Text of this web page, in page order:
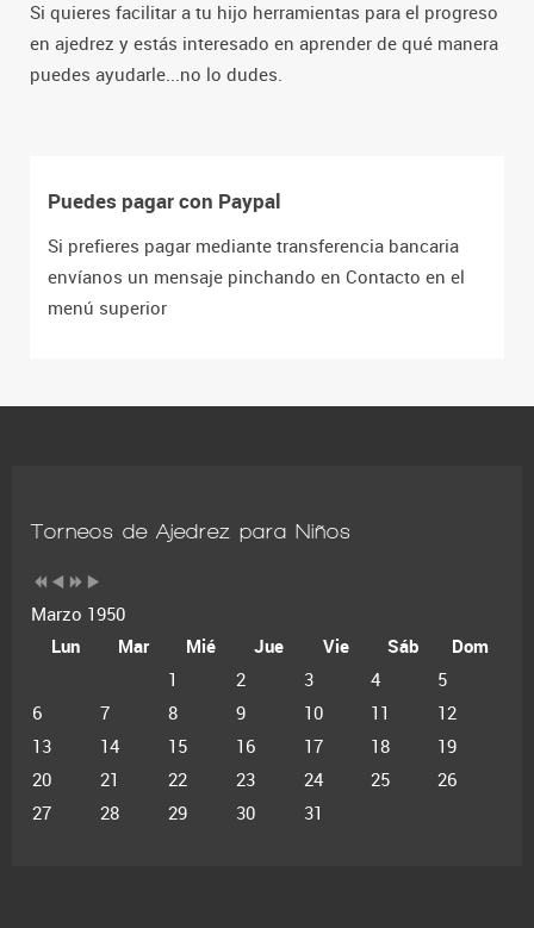
Si quieres facilitar a tu hijo herramientas para el progreso
en ajedrez y estás interesado en aprender de qué manera
puedes ayudarle...no lo dudes.
Puedes pagar con Paypal
Si prefieres pagar mediante transferencia bancaria
envíanos un mensaje pinchando en Contacto en el
menú superior
Torneos de Ajedrez para Niños
Marzo 1950
Lun
Mar Mié Jue Vie Sáb
Dom
1
2 3 4
5
6
7 8 9 10 11
12
13
14 15 16 17 18
19
20
21 22 23 24 25
26
27
28 29 30 31